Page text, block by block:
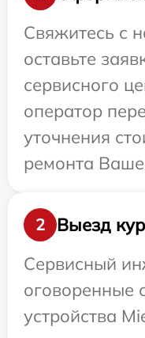
Свяжитесь с
оставьте
сервисного
оператор
уточнения
ремонта
2
Выезд
Сервисный
оговоренные
устройства